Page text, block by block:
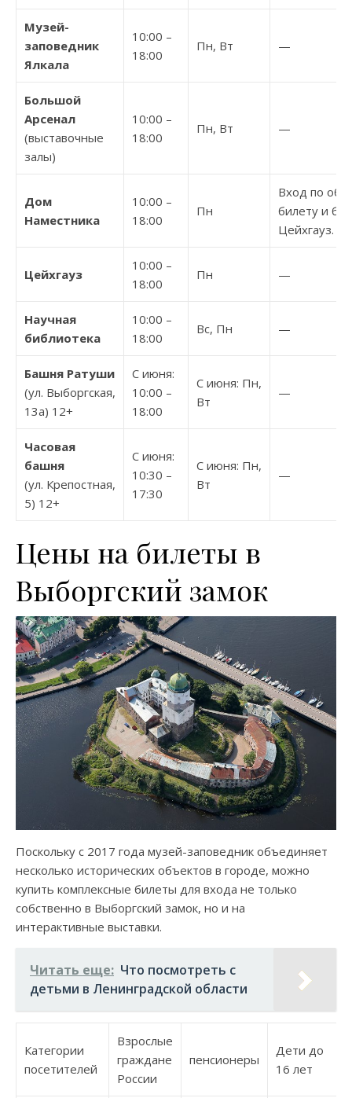
Музей-
заповедник
Ялкала
10:00 –
18:00
Пн, Вт —
Большой
Арсенал
(выставочные
залы)
10:00 –
18:00
Пн, Вт —
Дом
Наместника
10:00 –
18:00
Пн
Вход по
билету и
Цейхгауз.
Цейхгауз
10:00 –
18:00
Пн —
Научная
библиотека
10:00 –
18:00
Вс, Пн —
Башня Ратуши
(ул. Выборгская,
13а) 12+
С июня:
10:00 –
18:00
С июня: Пн,
Вт
—
Часовая
башня
(ул. Крепостная,
5) 12+
С июня:
10:30 –
17:30
С июня: Пн,
Вт
—
Цены на билеты в
Выборгский замок
Поскольку с 2017 года музей-заповедник объединяет
несколько исторических объектов в городе, можно
купить комплексные билеты для входа не только
собственно в Выборгский замок, но и на
интерактивные выставки.
Читать еще: Что посмотреть с
детьми в Ленинградской области
Категории
посетителей
Взрослые
граждане
России
пенсионеры
Дети до
16 лет